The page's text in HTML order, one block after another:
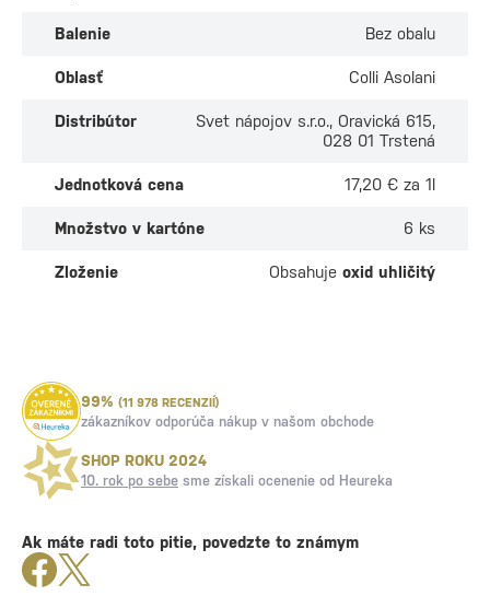
Balenie Bez obalu
Oblasť Colli Asolani
Distribútor
Svet nápojov s.r.o., Oravická 615,
028 01 Trstená
Jednotková cena 17,20 € za 1l
Množstvo v kartóne 6 ks
Zloženie Obsahuje oxid uhličitý
99% (11 978 RECENZIÍ)
zákazníkov odporúča nákup v našom obchode
SHOP ROKU 2024
10. rok po sebe sme získali ocenenie od Heureka
Ak máte radi toto pitie, povedzte to známym